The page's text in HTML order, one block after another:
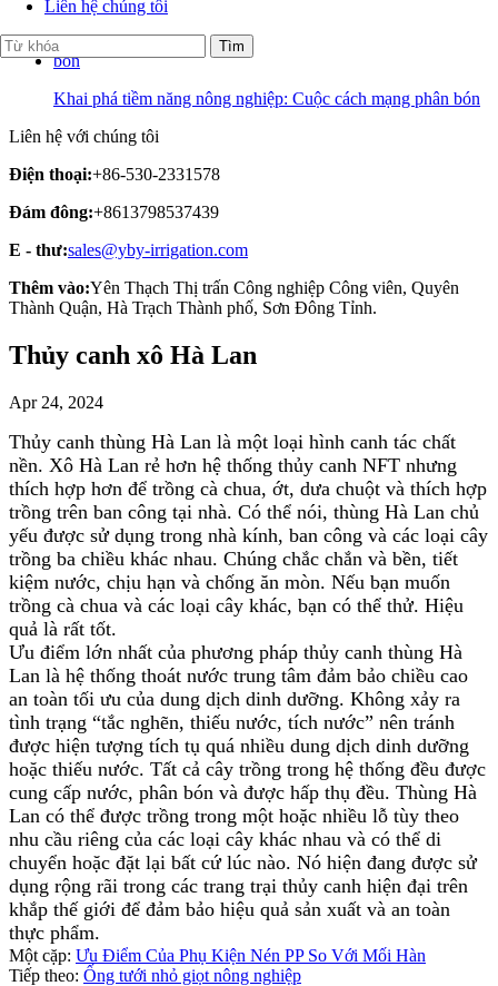
Liên hệ chúng tôi
Khai phá tiềm năng nông nghiệp: Cuộc cách mạng phân bón
Liên hệ với chúng tôi
Điện thoại:+86-530-2331578
Đám đông:+8613798537439
E - thư:sales@yby-irrigation.com
Thêm vào:Yên Thạch Thị trấn Công nghiệp Công viên, Quyên
Thành Quận, Hà Trạch Thành phố, Sơn Đông Tỉnh.
Thủy canh xô Hà Lan
Apr 24, 2024
Thủy canh thùng Hà Lan là một loại hình canh tác chất
nền. Xô Hà Lan rẻ hơn hệ thống thủy canh NFT nhưng
thích hợp hơn để trồng cà chua, ớt, dưa chuột và thích hợp
trồng trên ban công tại nhà. Có thể nói, thùng Hà Lan chủ
yếu được sử dụng trong nhà kính, ban công và các loại cây
trồng ba chiều khác nhau. Chúng chắc chắn và bền, tiết
kiệm nước, chịu hạn và chống ăn mòn. Nếu bạn muốn
trồng cà chua và các loại cây khác, bạn có thể thử. Hiệu
quả là rất tốt.
Ưu điểm lớn nhất của phương pháp thủy canh thùng Hà
Lan là hệ thống thoát nước trung tâm đảm bảo chiều cao
an toàn tối ưu của dung dịch dinh dưỡng. Không xảy ra
tình trạng “tắc nghẽn, thiếu nước, tích nước” nên tránh
được hiện tượng tích tụ quá nhiều dung dịch dinh dưỡng
hoặc thiếu nước. Tất cả cây trồng trong hệ thống đều được
cung cấp nước, phân bón và được hấp thụ đều. Thùng Hà
Lan có thể được trồng trong một hoặc nhiều lỗ tùy theo
nhu cầu riêng của các loại cây khác nhau và có thể di
chuyển hoặc đặt lại bất cứ lúc nào. Nó hiện đang được sử
dụng rộng rãi trong các trang trại thủy canh hiện đại trên
khắp thế giới để đảm bảo hiệu quả sản xuất và an toàn
thực phẩm.
Một cặp: Ưu Điểm Của Phụ Kiện Nén PP So Với Mối Hàn
Tiếp theo: Ống tưới nhỏ giọt nông nghiệp